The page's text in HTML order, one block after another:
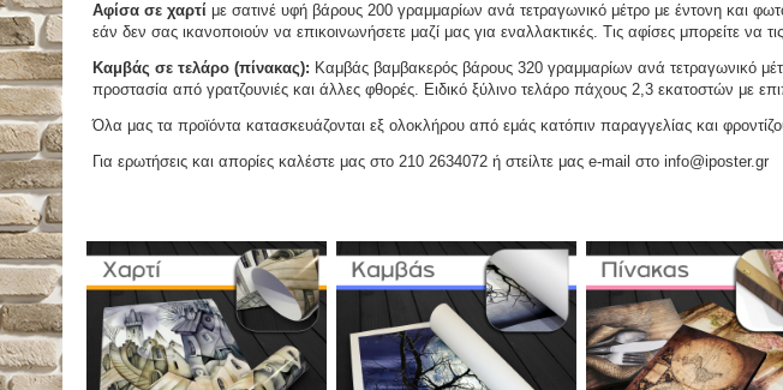
Αφίσα σε χαρτί με σατινέ υφή βάρους 200 γραμμαρίων ανά τετραγωνικό μέτρο με έντονη και
εάν δεν σας ικανοποιούν να επικοινωνήσετε μαζί μας για εναλλακτικές. Τις αφίσες μπορείτε να
Καμβάς σε τελάρο (πίνακας): Καμβάς βαμβακερός βάρους 320 γραμμαρίων ανά τετραγωνικό
προστασία από γρατζουνιές και άλλες φθορές. Ειδικό ξύλινο τελάρο πάχους 2,3 εκατοστών με
Όλα μας τα προϊόντα κατασκευάζονται εξ ολοκλήρου από εμάς κατόπιν παραγγελίας και
Για ερωτήσεις και απορίες καλέστε μας στο 210 2634072 ή στείλτε μας e-mail στο info@iposter.gr